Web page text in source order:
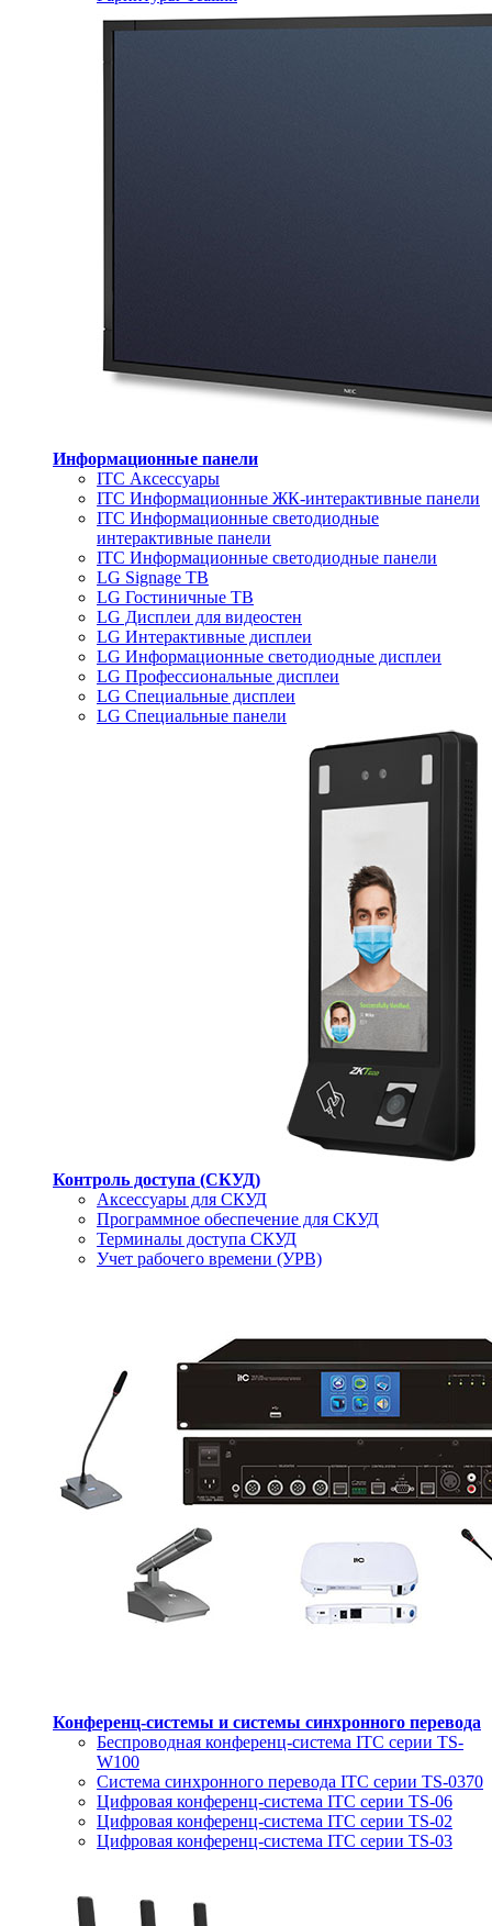
Информационные панели
ITC Аксессуары
ITC Информационные ЖК-интерактивные панели
ITC Информационные светодиодные
интерактивные панели
ITC Информационные светодиодные панели
LG Signage ТВ
LG Гостиничные ТВ
LG Дисплеи для видеостен
LG Интерактивные дисплеи
LG Информационные светодиодные дисплеи
LG Профессиональные дисплеи
LG Специальные дисплеи
LG Специальные панели
Контроль доступа (СКУД)
Аксессуары для СКУД
Программное обеспечение для СКУД
Терминалы доступа СКУД
Учет рабочего времени (УРВ)
Конференц-системы и системы синхронного перевода
Беспроводная конференц-система ITC серии TS-
W100
Система синхронного перевода ITC серии TS-0370
Цифровая конференц-система ITC серии TS-06
Цифровая конференц-система ITC серии TS-02
Цифровая конференц-система ITC серии TS-03